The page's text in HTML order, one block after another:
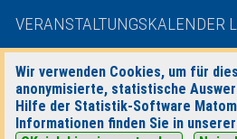
VERANSTALTUNGSKALENDER
Wir verwenden Cookies, um für
anonymisierte, statistische
Hilfe der Statistik-Software
Informationen finden Sie in unserer
heute